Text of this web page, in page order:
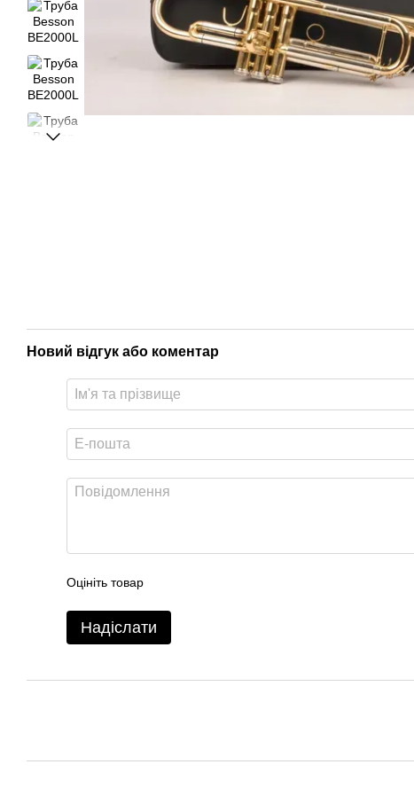
Новий відгук або коментар
Оцініть товар
Надіслати